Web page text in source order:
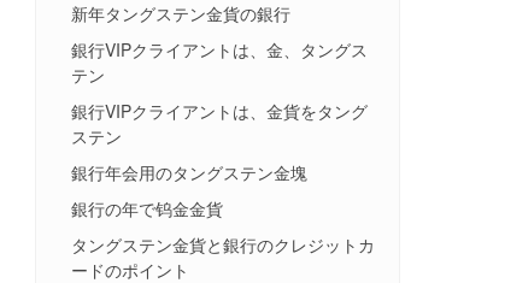
新年タングステン金貨の銀行
銀行VIPクライアントは、金、タングス
テン
銀行VIPクライアントは、金貨をタング
ステン
銀行年会用のタングステン金塊
銀行の年で钨金金貨
タングステン金貨と銀行のクレジットカ
ードのポイント